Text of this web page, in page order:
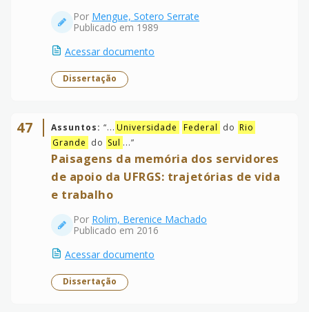
Por Mengue, Sotero Serrate
Publicado em 1989
Acessar documento
Dissertação
47 Assuntos: “... Universidade Federal do Rio
Grande do Sul ...”
Paisagens da memória dos servidores
de apoio da UFRGS: trajetórias de vida
e trabalho
Por Rolim, Berenice Machado
Publicado em 2016
Acessar documento
Dissertação